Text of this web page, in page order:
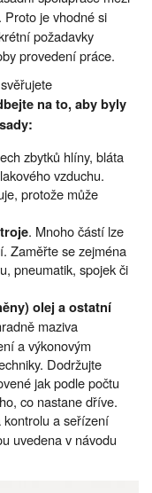
Proto je vhodné si
požadavky
provedení práce.
na to, aby byly
zbytků hlíny, bláta
vzduchu.
protože může
. Mnoho částí lze
Zaměřte se zejména
pneumatik, spojek či
olej a ostatní
maziva
a výkonovým
Dodržujte
jak podle počtu
co nastane dříve.
a seřízení
uvedena v návodu